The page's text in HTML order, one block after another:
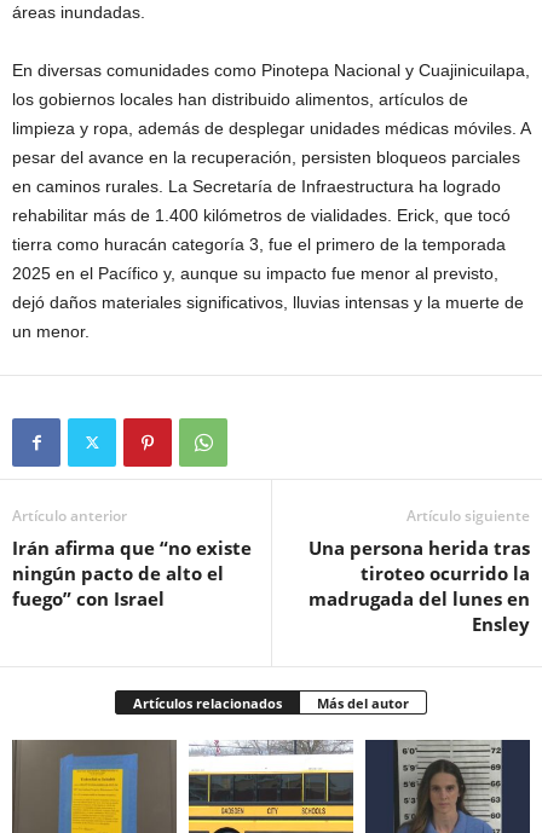
áreas inundadas.
En diversas comunidades como Pinotepa Nacional y Cuajinicuilapa,
los gobiernos locales han distribuido alimentos, artículos de
limpieza y ropa, además de desplegar unidades médicas móviles. A
pesar del avance en la recuperación, persisten bloqueos parciales
en caminos rurales. La Secretaría de Infraestructura ha logrado
rehabilitar más de 1.400 kilómetros de vialidades. Erick, que tocó
tierra como huracán categoría 3, fue el primero de la temporada
2025 en el Pacífico y, aunque su impacto fue menor al previsto,
dejó daños materiales significativos, lluvias intensas y la muerte de
un menor.
Artículo anterior
Irán afirma que “no existe
ningún pacto de alto el
fuego” con Israel
Artículo siguiente
Una persona herida tras
tiroteo ocurrido la
madrugada del lunes en
Ensley
Artículos relacionados Más del autor